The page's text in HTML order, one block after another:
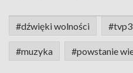
#dźwięki wolności
#muzyka #powstanie